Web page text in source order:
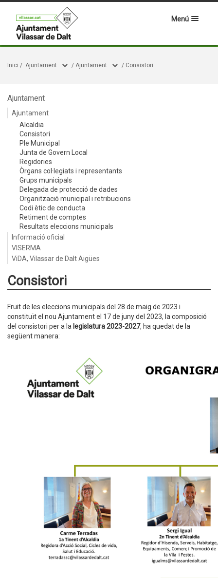
Menú
Inici / Ajuntament / Ajuntament / Consistori
Ajuntament
Ajuntament
Alcaldia
Consistori
Ple Municipal
Junta de Govern Local
Regidories
Òrgans col·legiats i representants
Grups municipals
Delegada de protecció de dades
Organització municipal i retribucions
Codi ètic de conducta
Retiment de comptes
Resultats eleccions municipals
Informació oficial
VISERMA
ViDA, Vilassar de Dalt Aigües
Consistori
Fruit de les eleccions municipals del 28 de maig de 2023 i
constituït el nou Ajuntament el 17 de juny del 2023, la composició
del consistori per a la legislatura 2023-2027, ha quedat de la
següent manera: